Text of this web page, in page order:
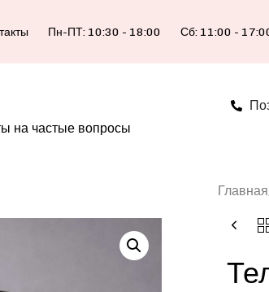
Пн-ПТ: 10:30 - 18:00 Сб: 11:00 -
на частые вопросы
Главная